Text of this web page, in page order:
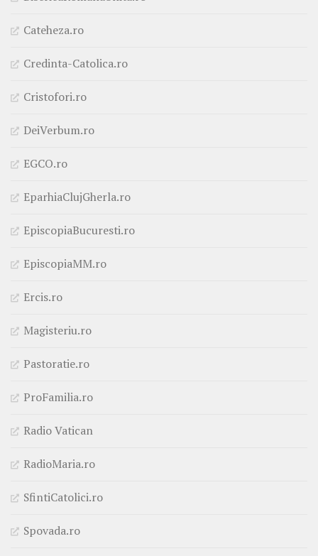
Cateheza.ro
Credinta-Catolica.ro
Cristofori.ro
DeiVerbum.ro
EGCO.ro
EparhiaClujGherla.ro
EpiscopiaBucuresti.ro
EpiscopiaMM.ro
Ercis.ro
Magisteriu.ro
Pastoratie.ro
ProFamilia.ro
Radio Vatican
RadioMaria.ro
SfintiCatolici.ro
Spovada.ro